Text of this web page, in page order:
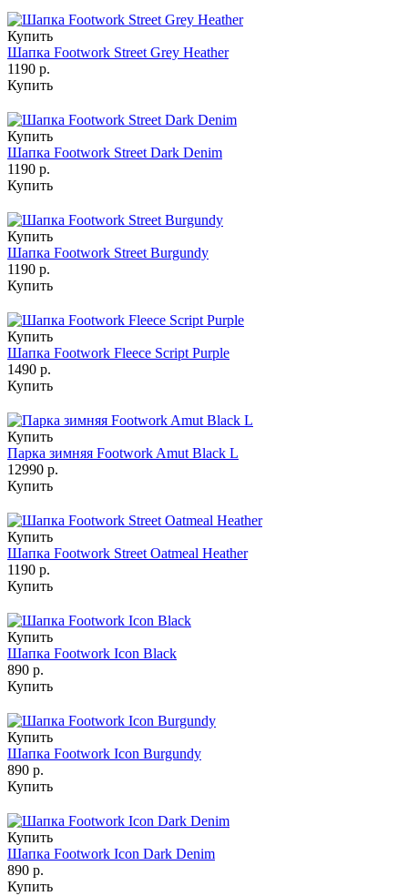
Купить
Шапка Footwork Street Grey Heather
1190 р.
Купить
Купить
Шапка Footwork Street Dark Denim
1190 р.
Купить
Купить
Шапка Footwork Street Burgundy
1190 р.
Купить
Купить
Шапка Footwork Fleece Script Purple
1490 р.
Купить
Купить
Парка зимняя Footwork Amut Black L
12990 р.
Купить
Купить
Шапка Footwork Street Oatmeal Heather
1190 р.
Купить
Купить
Шапка Footwork Icon Black
890 р.
Купить
Купить
Шапка Footwork Icon Burgundy
890 р.
Купить
Купить
Шапка Footwork Icon Dark Denim
890 р.
Купить